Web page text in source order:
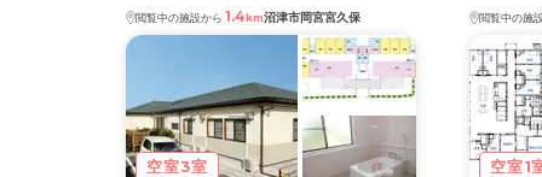
閲覧中の施設から 1.4km沼津市岡宮宮久保
空室3室
閲覧中の施
空室1